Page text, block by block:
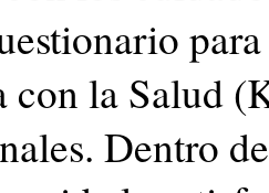
con la Salud
Dentro